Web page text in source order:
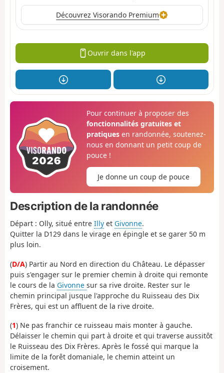
Découvrez Visorando Premium
Ouvrir dans l'app
Pour continuer à proposer des
fonctionnalités gratuites et
pratiquesen randonnée, soutenez-
nous en donnant un petit coup de
pouce !
Je donne un coup de pouce
Description de la randonnée
Départ : Olly, situé entre Illy et Givonne.
Quitter la D129 dans le virage en épingle et se garer 50 m
plus loin.
(D/A) Partir au Nord en direction du Château. Le dépasser
puis s'engager sur le premier chemin à droite qui remonte
le cours de la Givonne sur sa rive droite. Rester sur le
chemin principal jusque l'approche du Ruisseau des Dix
Frères, qui est un affluent de la rive droite.
(1) Ne pas franchir ce ruisseau mais monter à gauche.
Délaisser le chemin qui part à droite et qui traverse aussitôt
le Ruisseau des Dix Frères. Après le fossé qui marque la
limite de la forêt domaniale, le chemin atteint un
croisement.